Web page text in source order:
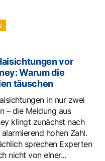
vor
Warum die
täuschen
in nur zwei
– die Meldung aus
klingt zunächst nach
alarmierend hohen Zahl.
sprechen Experten
nicht von einer...